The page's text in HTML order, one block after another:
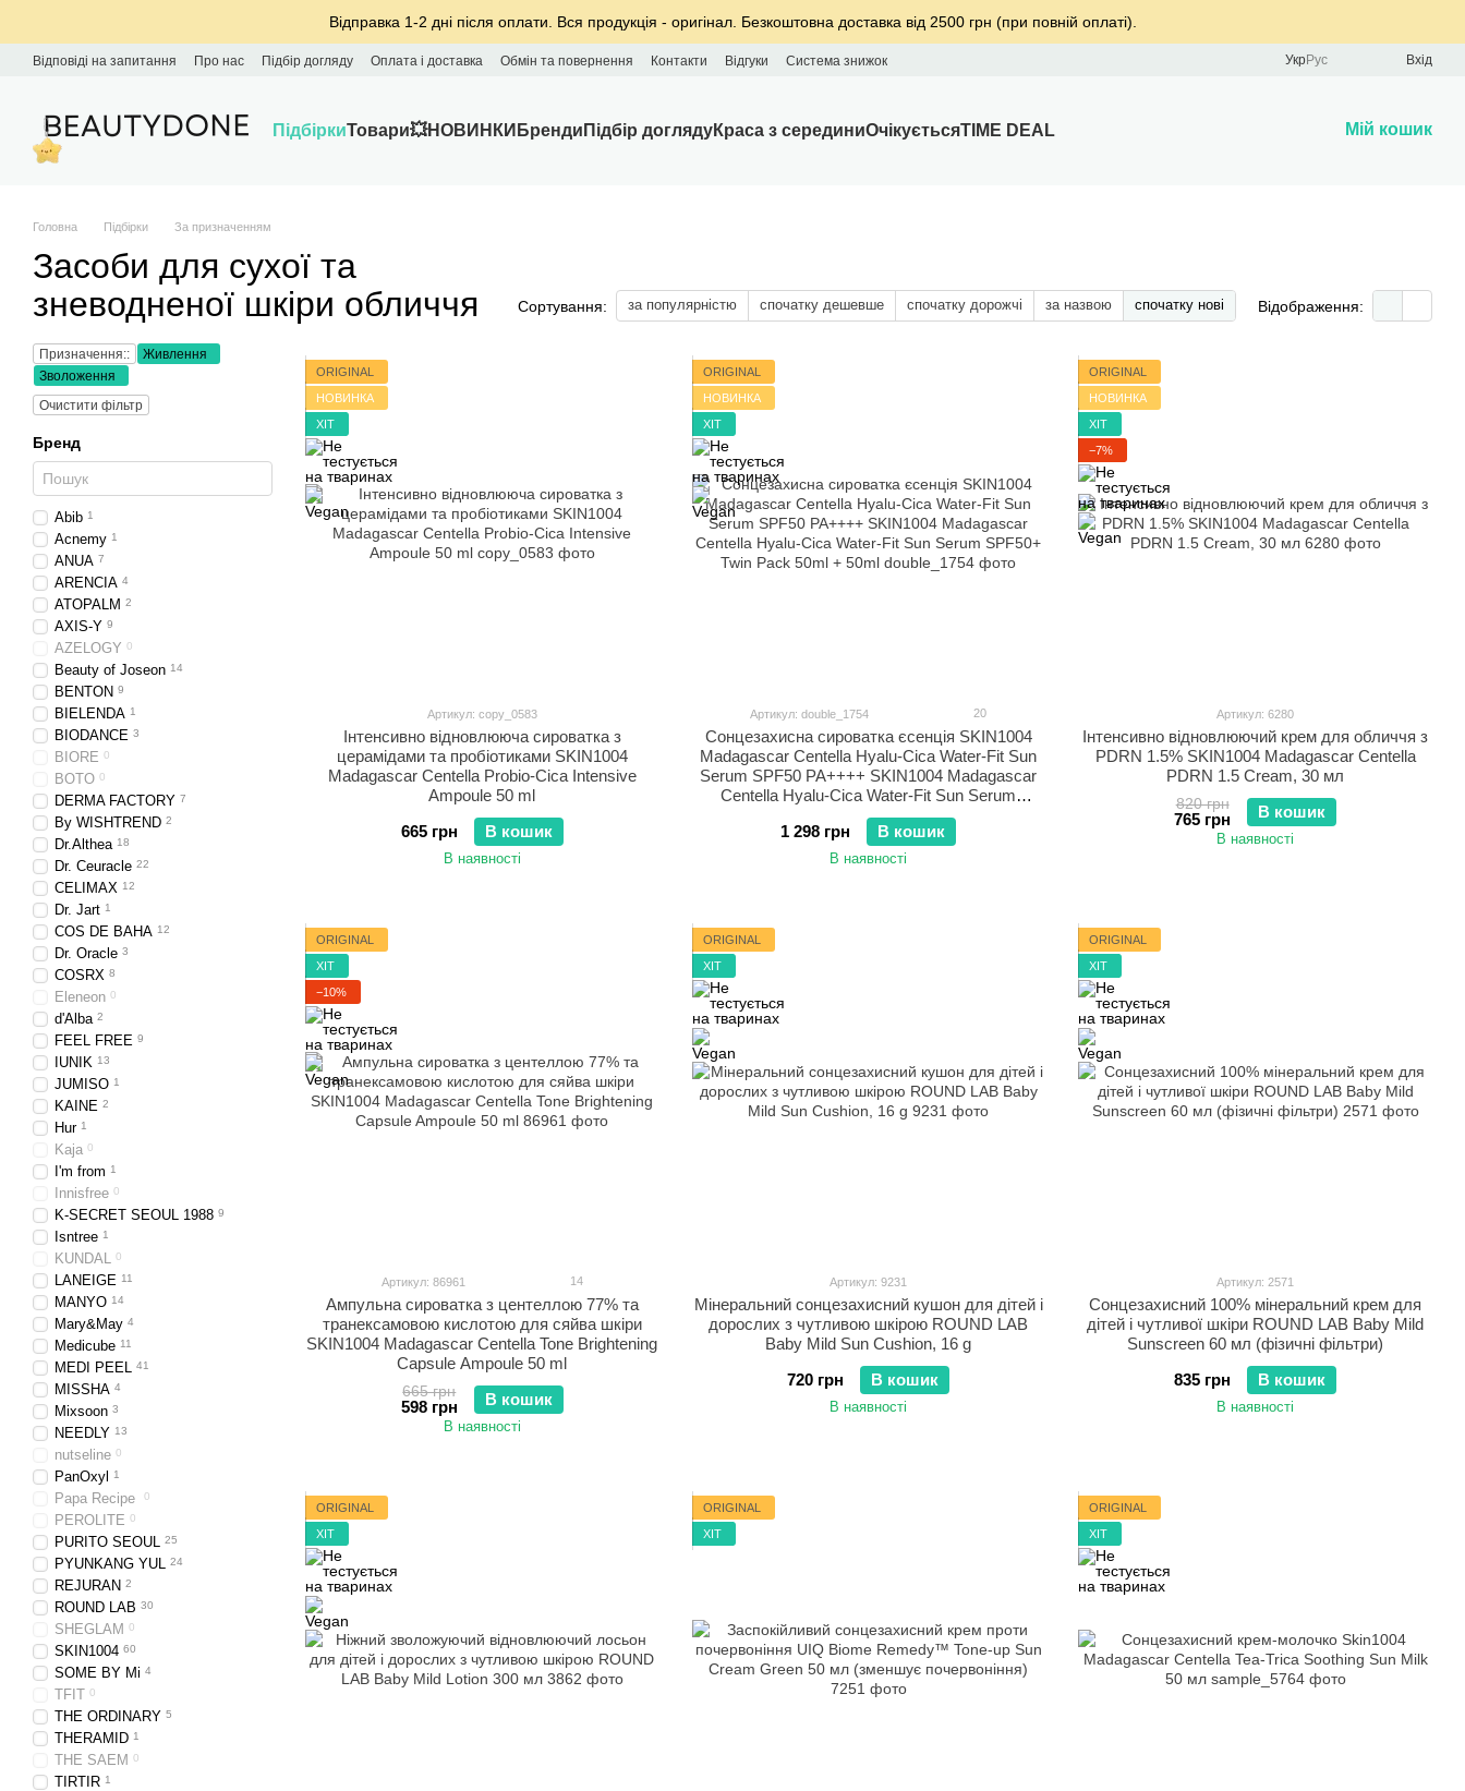
Відправка 1-2 дні після оплати. Вся продукція - оригінал. Безкоштовна доставка від 2500 грн (при повній оплаті).
Відповіді на запитання Про нас Підбір догляду Оплата і доставка Обмін та повернення Контакти Відгуки Система знижок УкрРус Вхід
ПідбіркиТовари💥НОВИНКИ Бренди Підбір доглядуКраса з серединиОчікуєтьсяTIME DEAL Мій кошик
Головна Підбірки За призначенням
Засоби для сухої та
зневодненої шкіри обличчя
Сортування: за популярністю спочатку дешевше спочатку дорожчі за назвою спочатку нові Відображення:
ORIGINAL
НОВИНКА
ХІТ
Артикул: copy_0583
Інтенсивно відновлююча сироватка з
церамідами та пробіотиками SKIN1004
Madagascar Centella Probio-Cica Intensive
Ampoule 50 ml
665 грн
В кошик
В наявності
ORIGINAL
НОВИНКА
ХІТ
Артикул: double_1754 20
Сонцезахисна сироватка єсенція SKIN1004
Madagascar Centella Hyalu-Cica Water-Fit Sun
Serum SPF50 PA++++ SKIN1004 Madagascar
Centella Hyalu-Cica Water-Fit Sun Serum
SPF50+ Twin Pack 50ml + 50ml
1 298 грн
В кошик
В наявності
ORIGINAL
НОВИНКА
ХІТ
−7%
Артикул: 6280
Інтенсивно відновлюючий крем для обличчя з
PDRN 1.5% SKIN1004 Madagascar Centella
PDRN 1.5 Cream, 30 мл
820 грн
765 грн В кошик
В наявності
ORIGINAL
ХІТ
−10%
Артикул: 86961 14
Ампульна сироватка з центеллою 77% та
транексамовою кислотою для сяйва шкіри
SKIN1004 Madagascar Centella Tone Brightening
Capsule Ampoule 50 ml
665 грн
598 грн В кошик
В наявності
ORIGINAL
ХІТ
Артикул: 9231
Мінеральний сонцезахисний кушон для дітей і
дорослих з чутливою шкірою ROUND LAB
Baby Mild Sun Cushion, 16 g
720 грн
В кошик
В наявності
ORIGINAL
ХІТ
Артикул: 2571
Сонцезахисний 100% мінеральний крем для
дітей і чутливої шкіри ROUND LAB Baby Mild
Sunscreen 60 мл (фізичні фільтри)
835 грн
В кошик
В наявності
ORIGINAL
ХІТ
ORIGINAL
ХІТ
ORIGINAL
ХІТ
Призначення::
Живлення
Зволоження
Очистити фільтр
Бренд
Abib 1
Acnemy 1
ANUA 7
ARENCIA 4
ATOPALM 2
AXIS-Y 9
AZELOGY 0
Beauty of Joseon 14
BENTON 9
BIELENDA 1
BIODANCE 3
BIORE 0
BOTO 0
DERMA FACTORY 7
By WISHTREND 2
Dr.Althea 18
Dr. Ceuracle 22
CELIMAX 12
Dr. Jart 1
COS DE BAHA 12
Dr. Oracle 3
COSRX 8
Eleneon 0
d'Alba 2
FEEL FREE 9
IUNIK 13
JUMISO 1
KAINE 2
Hur 1
Kaja 0
I'm from 1
Innisfree 0
K-SECRET SEOUL 1988 9
Isntree 1
KUNDAL 0
LANEIGE 11
MANYO 14
Mary&May 4
Medicube 11
MEDI PEEL 41
MISSHA 4
Mixsoon 3
NEEDLY 13
nutseline 0
PanOxyl 1
Papa Recipe 0
PEROLITE 0
PURITO SEOUL 25
PYUNKANG YUL 24
REJURAN 2
ROUND LAB 30
SHEGLAM 0
SKIN1004 60
SOME BY Mi 4
TFIT 0
THE ORDINARY 5
THERAMID 1
THE SAEM 0
TIRTIR 1